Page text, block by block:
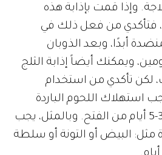
في الثلاجة. وإذا قمت بإذابة هذه
فتأكدي من فعل ذلك في
أبدًا، وبعد الذوبان
ويمكنك أيضاً إذابة الثلج
لكن تأكدي من استخدام
استهلاك اللحوم الباردة
المفتوحة في غضون 3-5 أيام من الفتح. وبالمثل، يجب
مثل: البيض أو التونة أو سلطة